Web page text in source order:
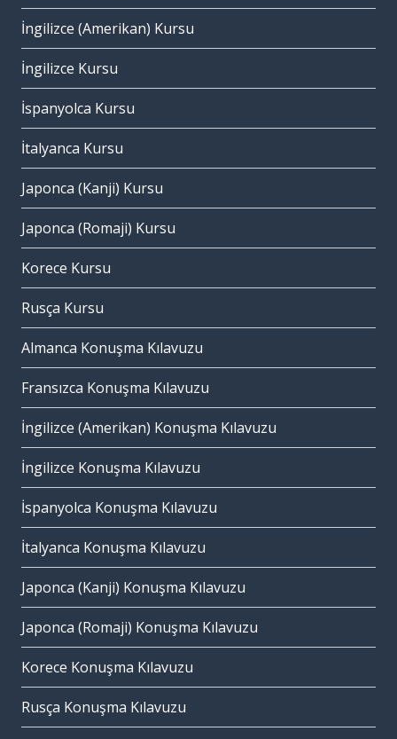
İngilizce (Amerikan) Kursu
İngilizce Kursu
İspanyolca Kursu
İtalyanca Kursu
Japonca (Kanji) Kursu
Japonca (Romaji) Kursu
Korece Kursu
Rusça Kursu
Almanca Konuşma Kılavuzu
Fransızca Konuşma Kılavuzu
İngilizce (Amerikan) Konuşma Kılavuzu
İngilizce Konuşma Kılavuzu
İspanyolca Konuşma Kılavuzu
İtalyanca Konuşma Kılavuzu
Japonca (Kanji) Konuşma Kılavuzu
Japonca (Romaji) Konuşma Kılavuzu
Korece Konuşma Kılavuzu
Rusça Konuşma Kılavuzu